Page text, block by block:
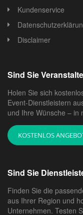
Kundenservice
Disclaimer
Sind Sie
Holen Sie sich
Event-Dienstleistern
und Ihre Wünsche – in
KOSTENLOS
Sind Sie
Finden Sie die
aus Ihrer Region und
Unternehmen. Testen